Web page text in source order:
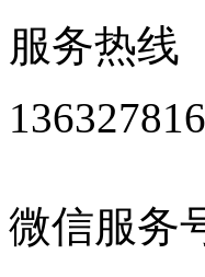
服务热线
微信服务